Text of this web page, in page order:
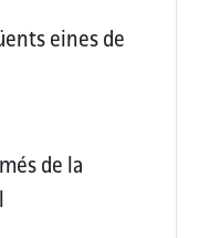
eines de
de la